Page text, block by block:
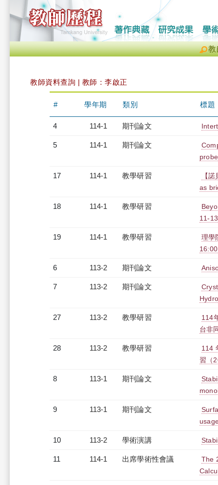
教
教師資料查詢 | 教師：李啟正
# 學年期 類別 標題
4 114-1 期刊論文
5 114-1 期刊論文
17 114-1 教學研習
【
as
18 114-1 教學研習
11-
19 114-1 教學研習
理學
6 113-2 期刊論文
7 113-2 期刊論文
27 113-2 教學研習
114
台非
28 113-2 教學研習
114
習（
8 113-1 期刊論文
9 113-1 期刊論文
10 113-2 學術演講
11 114-1 出席學術性會議
The